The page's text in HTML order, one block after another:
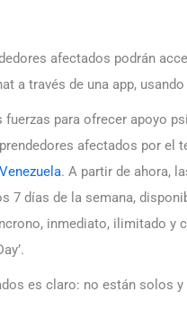
afectados podrán
a través de una app, usando
fuerzas para ofrecer apoyo
afectados por el
. A partir de ahora,
7 días de la semana,
inmediato, ilimitado y
es claro: no están solos